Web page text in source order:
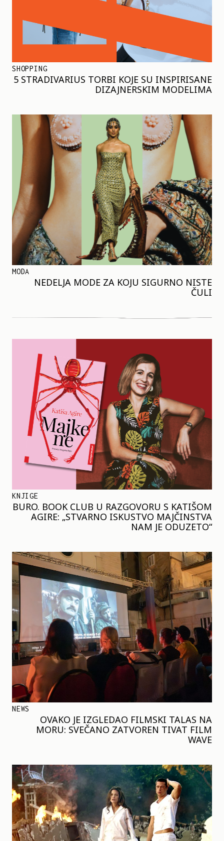
SHOPPING
5 STRADIVARIUS TORBI KOJE SU INSPIRISANE
DIZAJNERSKIM MODELIMA
MODA
NEDELJA MODE ZA KOJU SIGURNO NISTE
ČULI
KNJIGE
BURO. BOOK CLUB U RAZGOVORU S KATIŠOM
AGIRE: „STVARNO ISKUSTVO MAJČINSTVA
NAM JE ODUZETO“
NEWS
OVAKO JE IZGLEDAO FILMSKI TALAS NA
MORU: SVEČANO ZATVOREN TIVAT FILM
WAVE